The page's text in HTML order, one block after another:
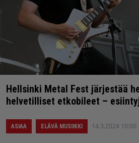
Hellsinki Metal Fest järjestää
helvetilliset etkobileet –
ASIAA ELÄVÄ MUSIIKKI 14.3.2024 10:00